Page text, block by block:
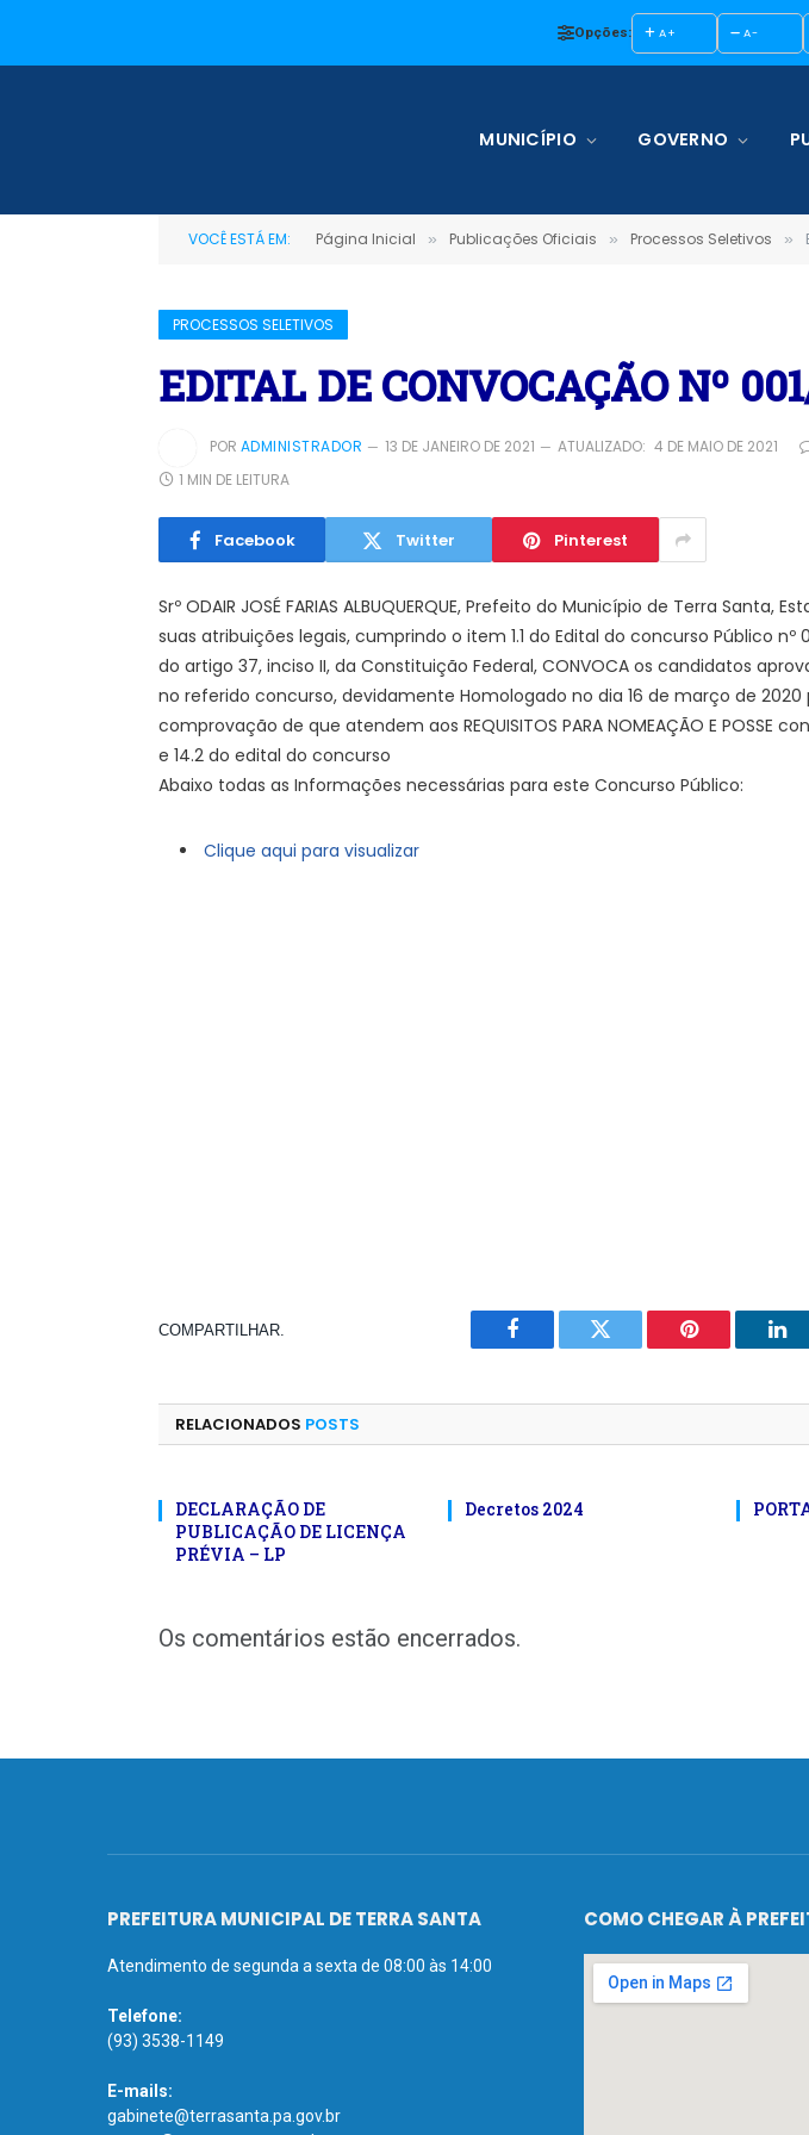
Opções: A+ A-
MUNICÍPIO GOVERNO
VOCÊ ESTÁ EM: Página Inicial » Publicações Oficiais » Processos Seletivos »
PROCESSOS SELETIVOS
EDITAL DE CONVOCAÇÃO Nº
POR ADMINISTRADOR 13 DE JANEIRO DE 2021 ATUALIZADO: 4 DE MAIO DE 2021
1 MIN DE LEITURA
Facebook Twitter Pinterest
Srº ODAIR JOSÉ FARIAS ALBUQUERQUE, Prefeito do Município de Terra Santa,
suas atribuições legais, cumprindo o item 1.1 do Edital do concurso Público nº
do artigo 37, inciso II, da Constituição Federal, CONVOCA os candidatos
no referido concurso, devidamente Homologado no dia 16 de março de 2020
comprovação de que atendem aos REQUISITOS PARA NOMEAÇÃO E POSSE
e 14.2 do edital do concurso
Abaixo todas as Informações necessárias para este Concurso Público:
Clique aqui para visualizar
COMPARTILHAR.
Facebook Twitter Pinterest
RELACIONADOS POSTS
DECLARAÇÃO DE
PUBLICAÇÃO DE LICENÇA
PRÉVIA – LP
Decretos 2024
Os comentários estão encerrados.
PREFEITURA MUNICIPAL DE TERRA SANTA
Atendimento de segunda a sexta de 08:00 às 14:00
Telefone:
(93) 3538-1149
E-mails:
gabinete@terrasanta.pa.gov.br
COMO CHEGAR À